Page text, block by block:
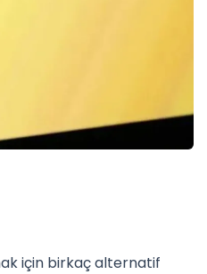
için birkaç alternatif